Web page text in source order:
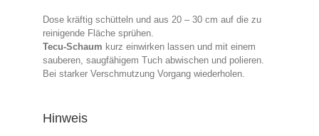
Dose kräftig schütteln und aus 20 – 30 cm auf die zu
reinigende Fläche sprühen.
Tecu-Schaum kurz einwirken lassen und mit einem
sauberen, saugfähigem Tuch abwischen und polieren.
Bei starker Verschmutzung Vorgang wiederholen.
Hinweis